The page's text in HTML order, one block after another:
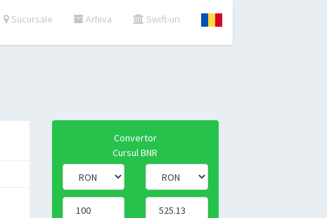
Sucursale Arhiva Swift-uri
Convertor
Cursul BNR